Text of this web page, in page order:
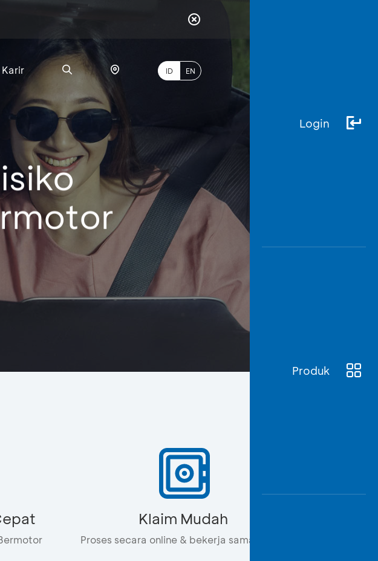
Karir ID EN
Login
Produk
Klaim Mudah
Proses secara online & bekerja sama dengan 489 bengkel